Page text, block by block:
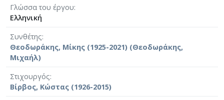
Γλώσσα του έργου
Ελληνική
Συνθέτης
Θεοδωράκης, Μίκης (1925-2021) (Θεοδωράκης,
Μιχαήλ)
Στιχουργός
Βίρβος, Κώστας (1926-2015)